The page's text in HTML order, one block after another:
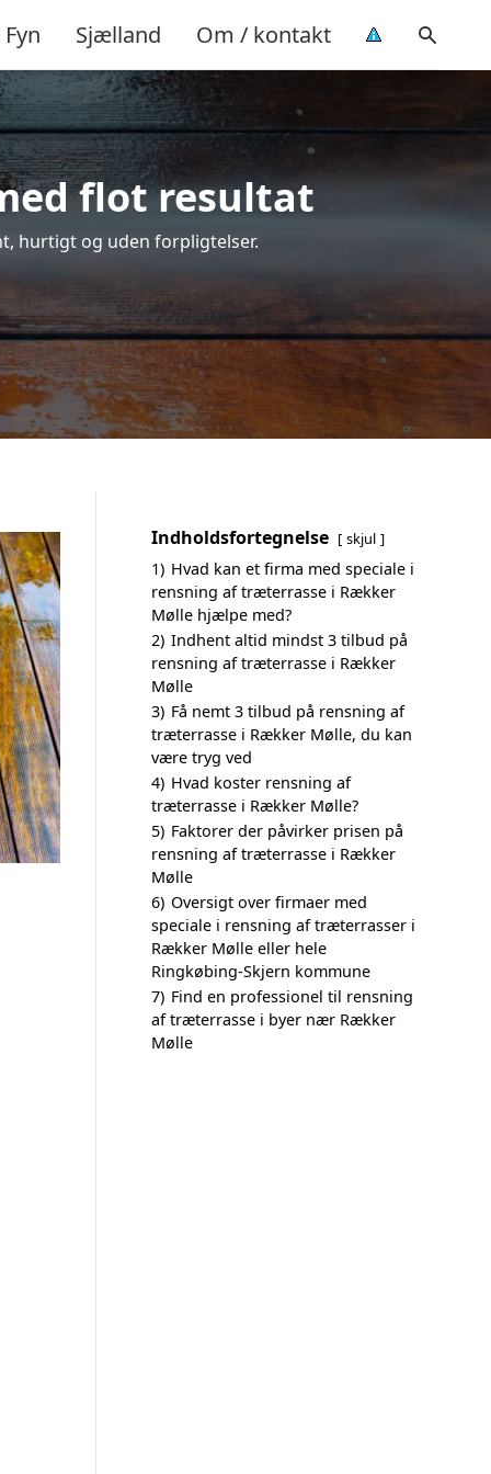
Fyn Sjælland Om / kontakt
flot resultat
hurtigt og uden forpligtelser.
Indholdsfortegnelse skjul
1) Hvad kan et firma med speciale i
rensning af træterrasse i Rækker
Mølle hjælpe med?
2) Indhent altid mindst 3 tilbud på
rensning af træterrasse i Rækker
Mølle
3) Få nemt 3 tilbud på rensning af
træterrasse i Rækker Mølle, du kan
være tryg ved
4) Hvad koster rensning af
træterrasse i Rækker Mølle?
5) Faktorer der påvirker prisen på
rensning af træterrasse i Rækker
Mølle
6) Oversigt over firmaer med
speciale i rensning af træterrasser i
Rækker Mølle eller hele
Ringkøbing-Skjern kommune
7) Find en professionel til rensning
af træterrasse i byer nær Rækker
Mølle